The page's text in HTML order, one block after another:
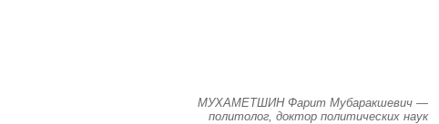
МУХАМЕТШИН Фарит Мубаракшевич —
политолог, доктор политических наук